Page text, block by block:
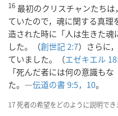
16 最初のクリスチャンたち
ていたので，魂に関する真
造された時に「人は生きた魂
した。（創世記 2:7）さらに
ていました。（エゼキエル
「死んだ者には何の意識も
た。―伝道の書 9:5， 10。
17 死者の希望をどのように説明でき